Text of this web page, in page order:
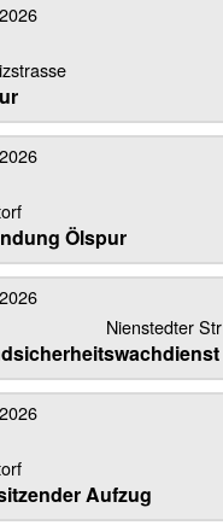
Ölspur
Nienstedter Str
Aufzug